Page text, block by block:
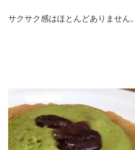
サクサク感はほとんどありません。